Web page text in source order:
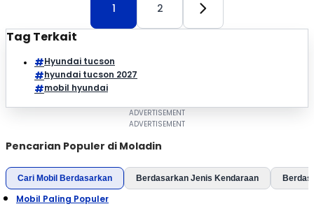
1 2
Tag Terkait
Hyundai tucson
hyundai tucson 2027
mobil hyundai
Pencarian Populer di Moladin
Cari Mobil Berdasarkan Berdasarkan Jenis Kendaraan
Mobil Paling Populer